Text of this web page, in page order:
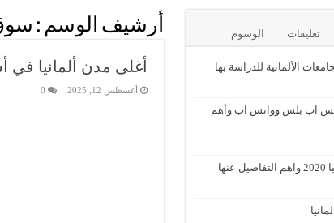
أرشيف الوسم :
أغلى مدن ألمانيا في
أغسطس 12, 2025 0
تعليقات الوسوم
الألمانية للدراسة بها
واتس اب بلس وواتس اب وأهم